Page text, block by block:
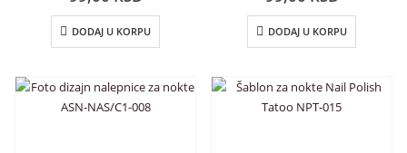
DODAJ U KORPU DODAJ U KORPU